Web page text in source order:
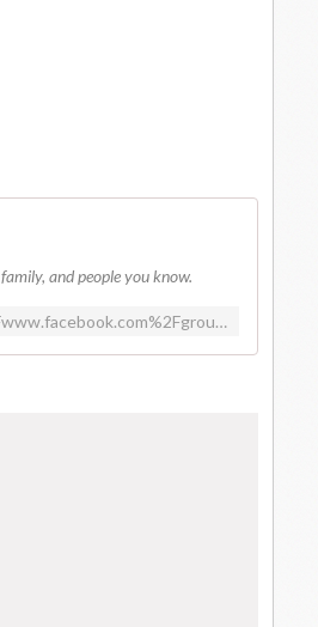
and people you know.
https://www.facebook.com/login/?next=https%3A%2F%2Fwww.facebook.com%2Fgroups%2F1804802549819125%2F